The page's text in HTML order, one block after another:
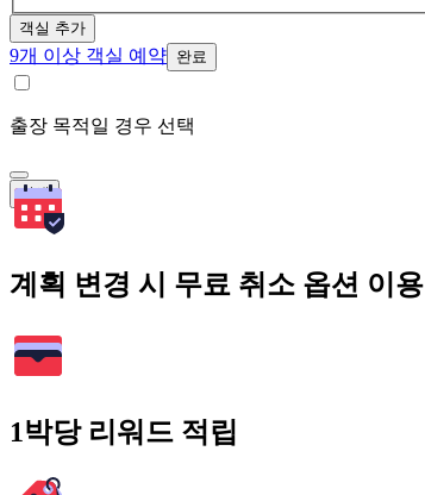
객실 추가
9개 이상 객실 예약 완료
출장 목적일 경우 선택
검색
계획 변경 시 무료 취소 옵션 이용
1박당 리워드 적립